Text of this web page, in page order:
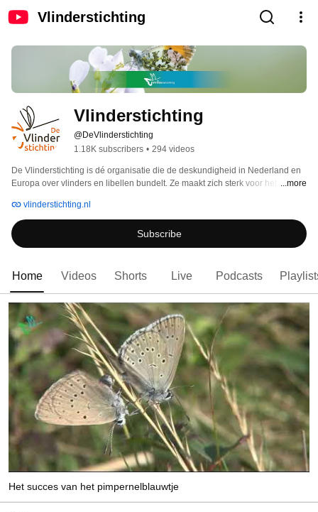
Vlinderstichting
Vlinderstichting
@DeVlinderstichting
1.18K subscribers • 294 videos
De Vlinderstichting is dé organisatie die de deskundigheid in Nederland en
Europa over vlinders en libellen bundelt. Ze maakt zich sterk voor het
...more
vlinderstichting.nl
Subscribe
Home Videos Shorts Live Podcasts
Het succes van het pimpernelblauwtje